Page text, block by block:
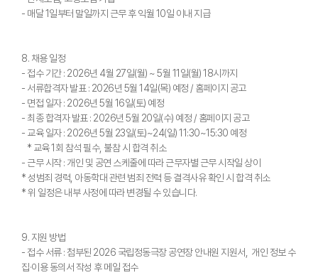
- 매달 1일부터 말일까지 근무 후 익월 10일 이내 지급
8. 채용 일정
- 접수 기간 : 2026년 4월 27일(월) ~ 5월 11일(월) 18시까지
- 서류합격자 발표 : 2026년 5월 14일(목) 예정 / 홈페이지 공고
- 면접 일자 : 2026년 5월 16일(토) 예정
- 최종 합격자 발표 : 2026년 5월 20일(수) 예정 / 홈페이지 공고
- 교육 일자 : 2026년 5월 23일(토)~24(일) 11:30~15:30 예정
* 교육 1회 참석 필수, 불참 시 합격 취소
- 근무 시작 : 개인 및 공연 스케줄에 따라 근무자별 근무 시작일 상이
* 성범죄 경력, 아동학대 관련 범죄 전력 등 결격사유 확인 시 합격 취소
* 위 일정은 내부 사정에 따라 변경될 수 있습니다.
9. 지원 방법
- 접수 서류 : 첨부된 2026 국립정동극장 공연장 안내원 지원서, 개인 정보 수
집·이용 동의서 작성 후 메일 접수